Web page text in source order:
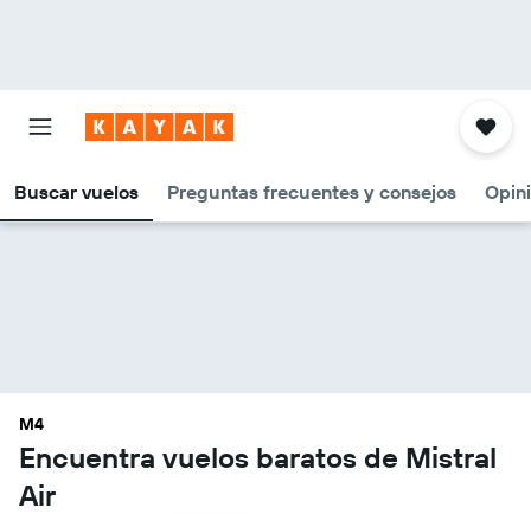
Buscar vuelos Preguntas frecuentes y consejos
M4
Encuentra vuelos baratos de Mistral
Air